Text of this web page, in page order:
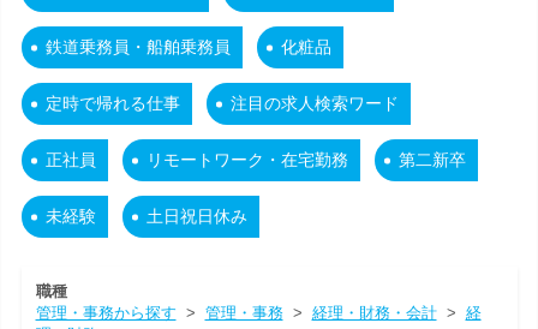
鉄道乗務員・船舶乗務員 化粧品
定時で帰れる仕事 注目の求人検索ワード
正社員 リモートワーク・在宅勤務 第二新卒
未経験 土日祝日休み
職種
管理・事務から探す > 管理・事務> 経理・財務・会計> 経